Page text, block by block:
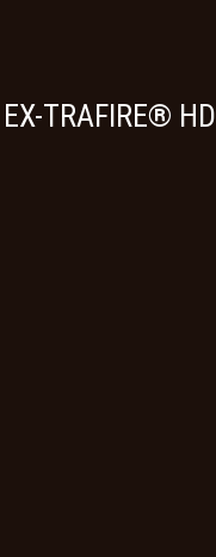
EX-TRAFIRE® HD